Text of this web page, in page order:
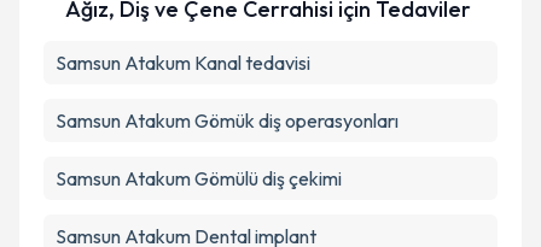
Metni'ni okudum ve kişisel verilerimin belirtilen
Ağız, Diş ve Çene Cerrahisi için Tedaviler
Samsun Atakum Kanal tedavisi
Samsun Atakum Gömük diş operasyonları
Samsun Atakum Gömülü diş çekimi
Samsun Atakum Dental implant